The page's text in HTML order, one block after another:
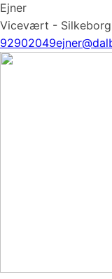
Ejner
Vicevært - Silkeborg
92902049